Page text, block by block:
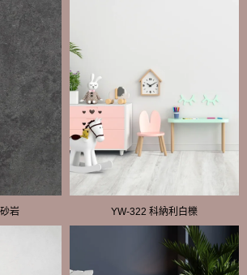
岩 YW-322 科納利白櫟